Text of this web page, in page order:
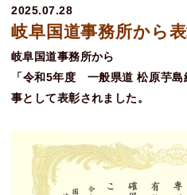
岐阜国道事務所から
2025.07.28
岐阜国道事務所から
「令和5年度 一般県道 松原芋
事として表彰されました。